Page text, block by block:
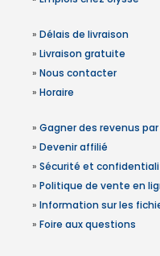
» Délais de livraison
» Livraison gratuite
» Nous contacter
» Horaire
» Gagner des revenus
» Devenir affilié
» Sécurité et
» Politique de vente en
» Information sur les
» Foire aux questions